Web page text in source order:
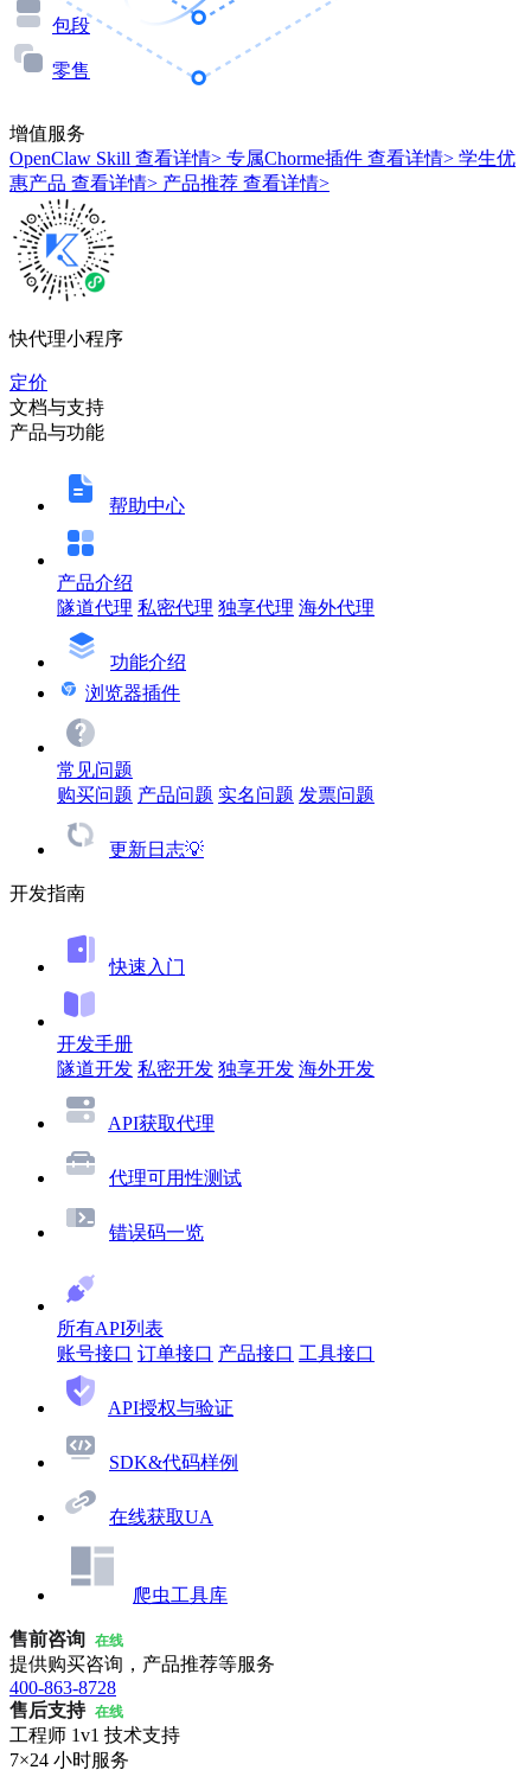
包段
零售
增值服务
OpenClaw Skill 查看详情> 专属Chorme插件 查看详情> 学生优
惠产品 查看详情> 产品推荐 查看详情>
快代理小程序
定价
文档与支持
产品与功能
帮助中心
产品介绍
隧道代理 私密代理 独享代理 海外代理
功能介绍
浏览器插件
常见问题
购买问题 产品问题 实名问题 发票问题
更新日志💡
开发指南
快速入门
开发手册
隧道开发 私密开发 独享开发 海外开发
API获取代理
代理可用性测试
错误码一览
所有API列表
账号接口 订单接口 产品接口 工具接口
API授权与验证
SDK&代码样例
在线获取UA
爬虫工具库
售前咨询 在线
提供购买咨询，产品推荐等服务
400-863-8728
售后支持 在线
工程师 1v1 技术支持
7×24 小时服务